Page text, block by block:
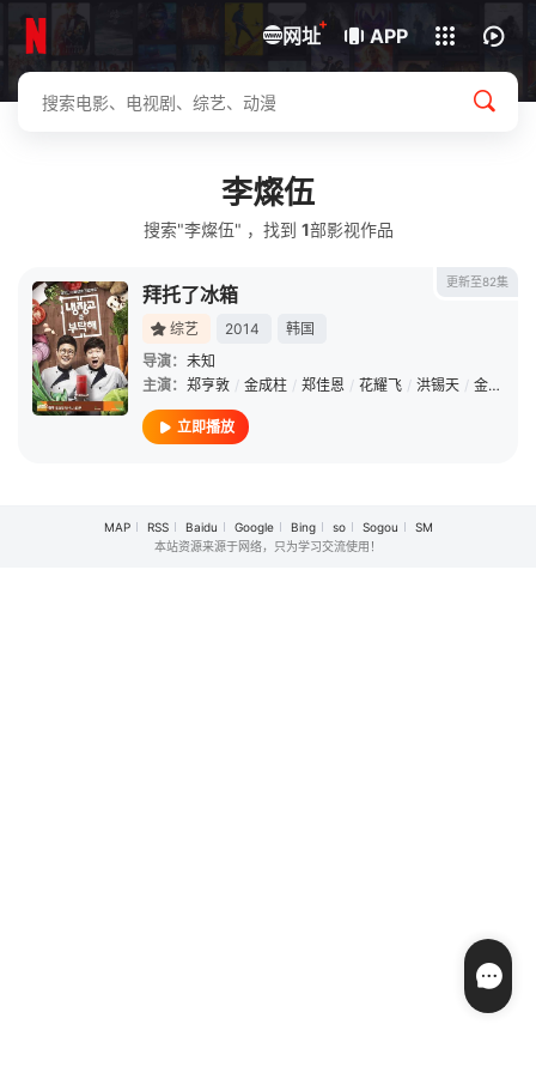
网址
+
APP
下载客户端
李燦伍
搜索"李燦伍" ，找到 1部影视作品
更新至82集
拜托了冰箱
综艺 2014
韩国
导演： 未知
主演： 郑亨敦 / 金成柱 / 郑佳恩 / 花耀飞 / 洪锡天 / 金风
立即播放
MAP RSS Baidu Google Bing so Sogou
SM
本站资源来源于网络，只为学习交流使用！